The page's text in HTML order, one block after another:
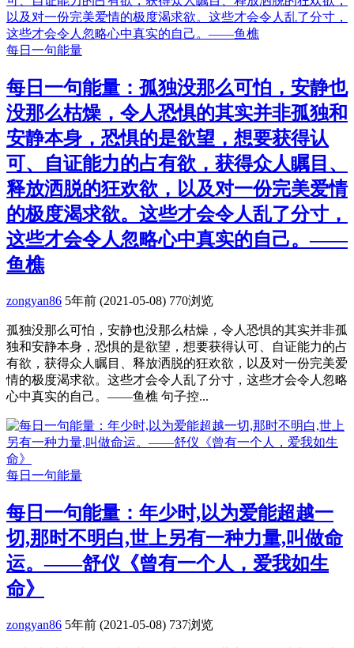
每日一句能量
每日一句能量：孤独没那么可怕，安静也
没那么枯燥，令人恐惧的其实并非孤独和
安静本身，恐惧的是欲望，想要获得认
可、自证能力的占有欲，获得众人瞩目、
释放洒脱的狂欢欲，以及对一份完美爱情
的极度渴求欲。这些才会令人乱了分寸，
这些才会令人忽略心中真实的自己。——
鱼樵
zongyan86 5年前 (2021-05-08) 770浏览
孤独没那么可怕，安静也没那么枯燥，令人恐惧的其实并非孤
独和安静本身，恐惧的是欲望，想要获得认可、自证能力的占
有欲，获得众人瞩目、释放洒脱的狂欢欲，以及对一份完美爱
情的极度渴求欲。这些才会令人乱了分寸，这些才会令人忽略
心中真实的自己。——鱼樵 句子控...
每日一句能量
每日一句能量：年少时,以为爱能超越一
切,那时不明白,世上另有一种力量,叫做命
运。——舒仪《曾有一个人，爱我如生
命》
zongyan86 5年前 (2021-05-08) 737浏览